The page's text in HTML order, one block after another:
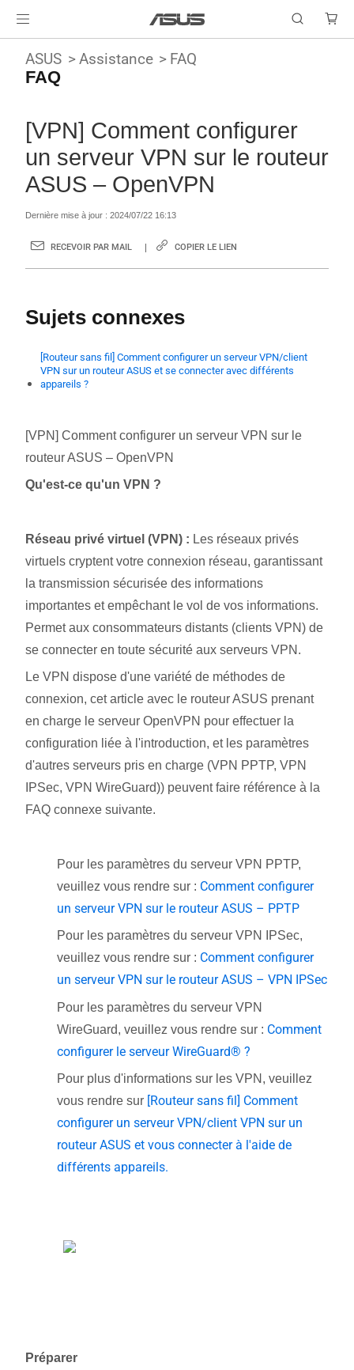
ASUS Assistance FAQ
FAQ
[VPN] Comment configurer
un serveur VPN sur le routeur
ASUS – OpenVPN
Dernière mise à jour : 2024/07/22 16:13
RECEVOIR PAR MAIL COPIER LE LIEN
Sujets connexes
[Routeur sans fil] Comment configurer un serveur VPN/client
VPN sur un routeur ASUS et se connecter avec différents
appareils ?
[VPN] Comment configurer un serveur VPN sur le
routeur ASUS – OpenVPN
Qu'est-ce qu'un VPN ?
Réseau privé virtuel (VPN) : Les réseaux privés
virtuels cryptent votre connexion réseau, garantissant
la transmission sécurisée des informations
importantes et empêchant le vol de vos informations.
Permet aux consommateurs distants (clients VPN) de
se connecter en toute sécurité aux serveurs VPN.
Le VPN dispose d'une variété de méthodes de
connexion, cet article avec le routeur ASUS prenant
en charge le serveur OpenVPN pour effectuer la
configuration liée à l'introduction, et les paramètres
d'autres serveurs pris en charge (VPN PPTP, VPN
IPSec, VPN WireGuard)) peuvent faire référence à la
FAQ connexe suivante.
Pour les paramètres du serveur VPN PPTP,
veuillez vous rendre sur : Comment configurer
un serveur VPN sur le routeur ASUS – PPTP
Pour les paramètres du serveur VPN IPSec,
veuillez vous rendre sur : Comment configurer
un serveur VPN sur le routeur ASUS – VPN IPSec
Pour les paramètres du serveur VPN
WireGuard, veuillez vous rendre sur : Comment
configurer le serveur WireGuard® ?
Pour plus d'informations sur les VPN, veuillez
vous rendre sur [Routeur sans fil] Comment
configurer un serveur VPN/client VPN sur un
routeur ASUS et vous connecter à l'aide de
différents appareils.
Préparer